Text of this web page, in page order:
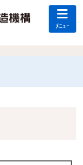
ﾒﾆｭｰ